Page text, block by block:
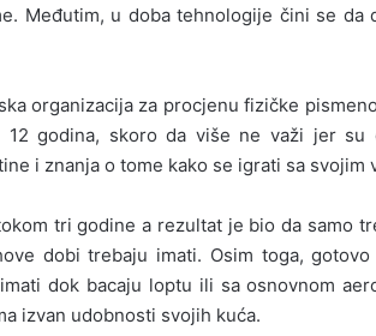
Međutim, u doba tehnologije čini se da
organizacija za procjenu fizičke
godina, skoro da više ne važi jer su
i znanja o tome kako se igrati sa svojim
tri godine a rezultat je bio da samo
dobi trebaju imati. Osim toga,
dok bacaju loptu ili sa osnovnom
izvan udobnosti svojih kuća.